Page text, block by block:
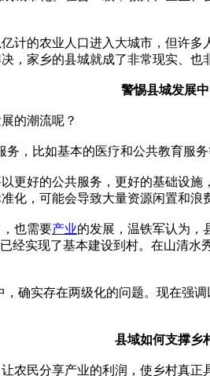
计的农业人口进入大城市，但许
家乡的县城就成了非常现实、也
警惕县城发展
的潮流呢？
，比如基本的医疗和公共教育服
更好的公共服务，更好的基础设
化，可能会导致大量资源闲置和浪
也需要产业的发展，温铁军认为，
经实现了基本建设到村。在山清
确实存在两级化的问题。现在
县域如何支撑乡
农民分享产业的利润，使乡村真